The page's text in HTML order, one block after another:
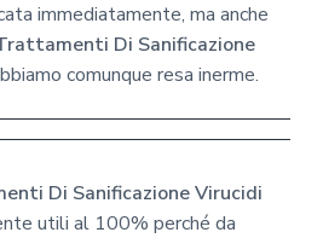
immediatamente, ma anche
Di Sanificazione
comunque resa inerme.
Di Sanificazione Virucidi
utili al 100% perché da